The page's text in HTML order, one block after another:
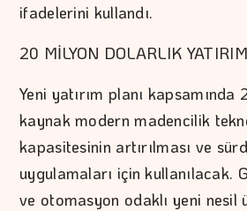
ifadelerini kullandı.
20 MİLYON DOLARLIK YATIRIM
Yeni yatırım planı
kaynak modern madencilik
kapasitesinin artırılması ve
uygulamaları için kullanılacak.
ve otomasyon odaklı yeni nesil